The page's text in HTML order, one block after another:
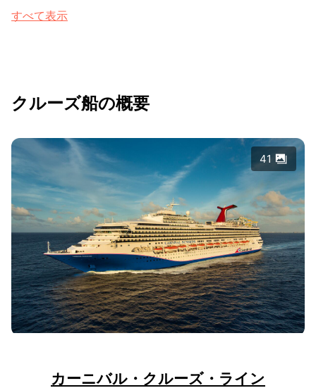
すべて表示
クルーズ船の概要
41
カーニバル・クルーズ・ライン